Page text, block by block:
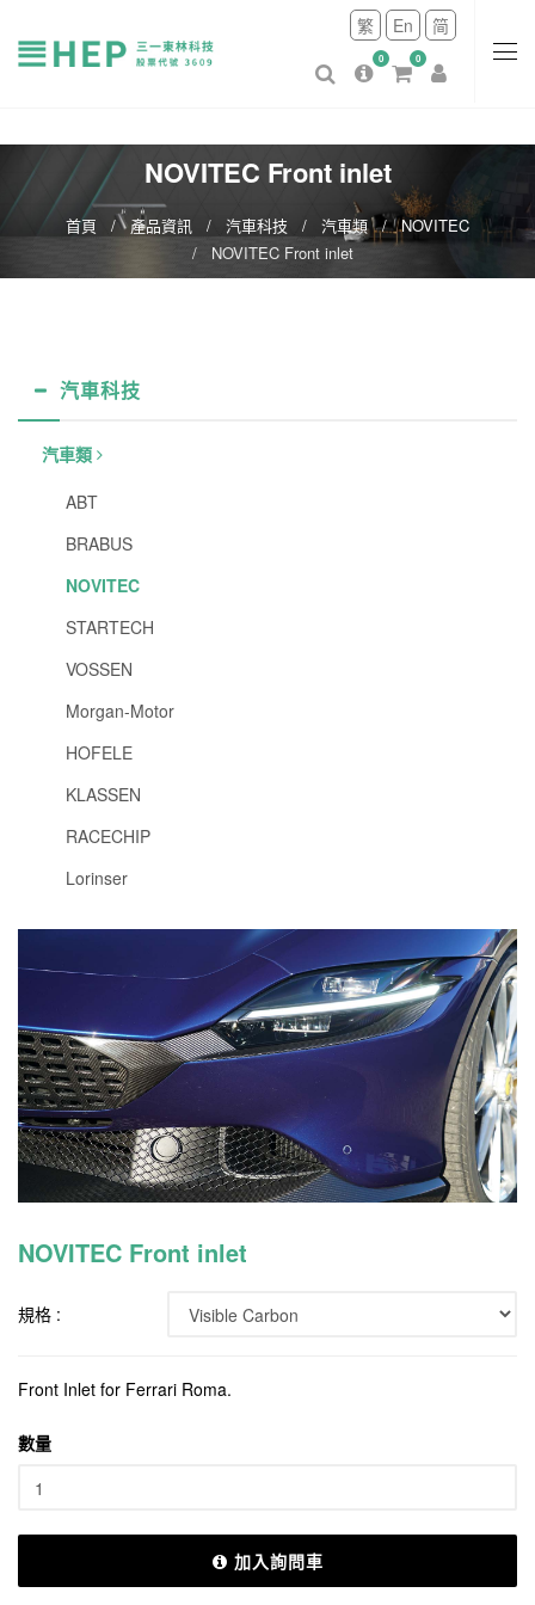
繁 En 简
0 0
NOVITEC Front inlet
首頁 產品資訊 汽車科技 汽車類
NOVITEC
NOVITEC Front inlet
汽車科技
汽車類
ABT
BRABUS
NOVITEC
STARTECH
VOSSEN
Morgan-Motor
HOFELE
KLASSEN
RACECHIP
Lorinser
NOVITEC Front inlet
規格 :
Front Inlet for Ferrari Roma.
數量
加入詢問車